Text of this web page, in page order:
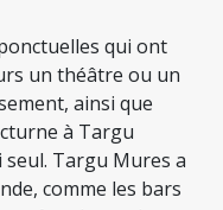
qui ont
un théâtre ou un
ainsi que
à Targu
Targu Mures a
comme les bars